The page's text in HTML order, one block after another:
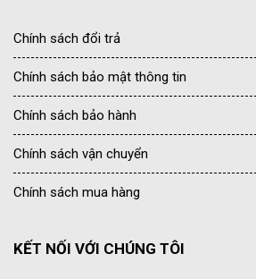
Chính sách đổi trả
Chính sách bảo mật thông tin
Chính sách bảo hành
Chính sách vận chuyển
Chính sách mua hàng
KẾT NỐI VỚI CHÚNG TÔI